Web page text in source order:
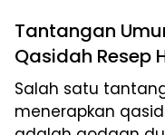
Tantangan
Qasidah Resep
Salah satu
menerapkan